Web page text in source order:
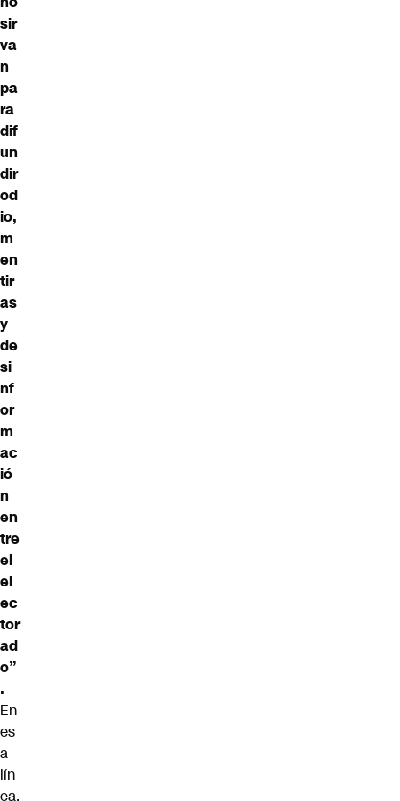
sir
va
n
pa
ra
dif
un
dir
od
io,
m
en
tir
as
y
de
si
nf
or
m
ac
ió
n
en
tre
el
el
ec
tor
ad
o”
.
En
es
a
lín
ea,